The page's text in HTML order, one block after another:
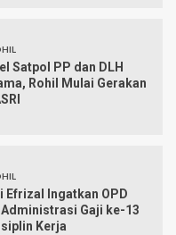
Satpol PP dan DLH
Rohil Mulai Gerakan
Efrizal Ingatkan OPD
Administrasi Gaji ke-13
Kerja